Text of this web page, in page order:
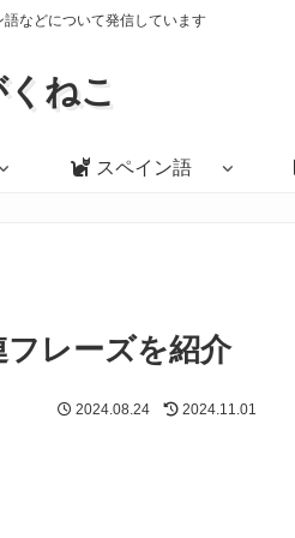
などについて発信しています
ねこ
スペイン語
フレーズを紹介
2024.08.24 2024.11.01